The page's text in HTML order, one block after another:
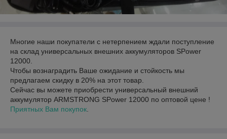
Многие наши покупатели с нетерпением ждали поступление
на склад универсальных внешних аккумуляторов SPower
12000.
Чтобы вознаградить Ваше ожидание и стойкость мы
предлагаем скидку в 20% на этот товар.
Сейчас вы можете приобрести универсальный внешний
аккумулятор ARMSTRONG SPower 12000 по оптовой цене !
Приятных Вам покупок